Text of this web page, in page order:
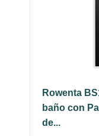
Rowenta
baño con
de...